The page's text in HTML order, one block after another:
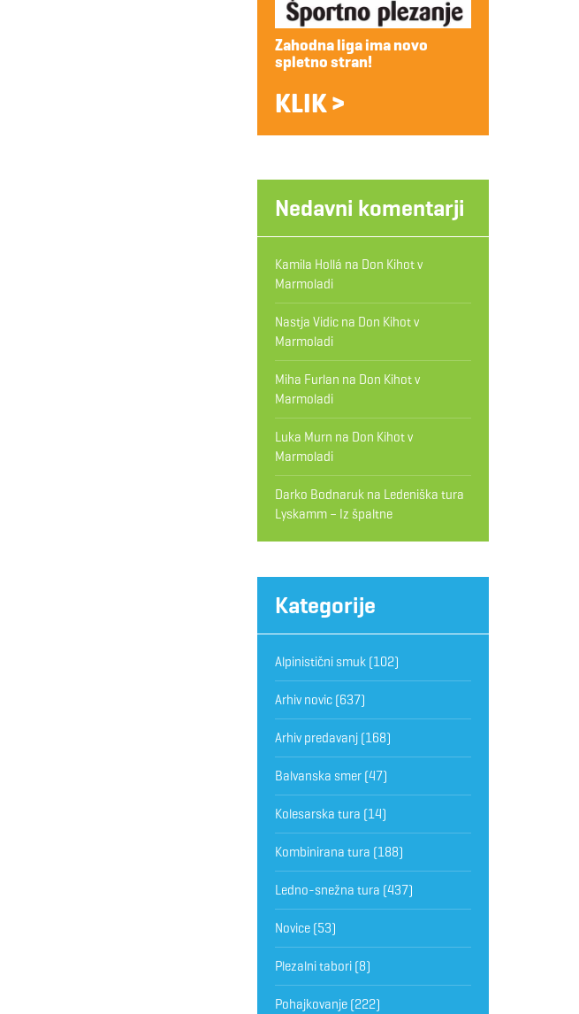
Zahodna liga ima novo
spletno stran!
KLIK >
Nedavni komentarji
Kamila Hollá na Don Kihot v
Marmoladi
Nastja Vidicna Don Kihot v
Marmoladi
Miha Furlan na Don Kihot v
Marmoladi
Luka Murn na Don Kihot v
Marmoladi
Darko Bodnarukna Ledeniška tura
Lyskamm – Iz špaltne
Kategorije
Alpinistični smuk(102)
Arhiv novic(637)
Arhiv predavanj(168)
Balvanska smer(47)
Kolesarska tura (14)
Kombinirana tura (188)
Ledno-snežna tura (437)
Novice(53)
Plezalni tabori(8)
Pohajkovanje(222)